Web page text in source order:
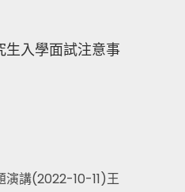
生入學面試注意事
演講(2022-10-11)王